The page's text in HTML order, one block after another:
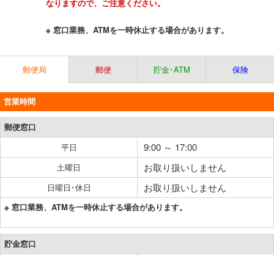
なりますので、ご注意ください。
※ 窓口業務、ATMを一時休止する場合があります。
郵便局 郵便 貯金･ATM 保険
営業時間
郵便窓口
平日
9:00 ～ 17:00
土曜日 お取り扱いしません
日曜日･休日 お取り扱いしません
※ 窓口業務、ATMを一時休止する場合があります。
貯金窓口